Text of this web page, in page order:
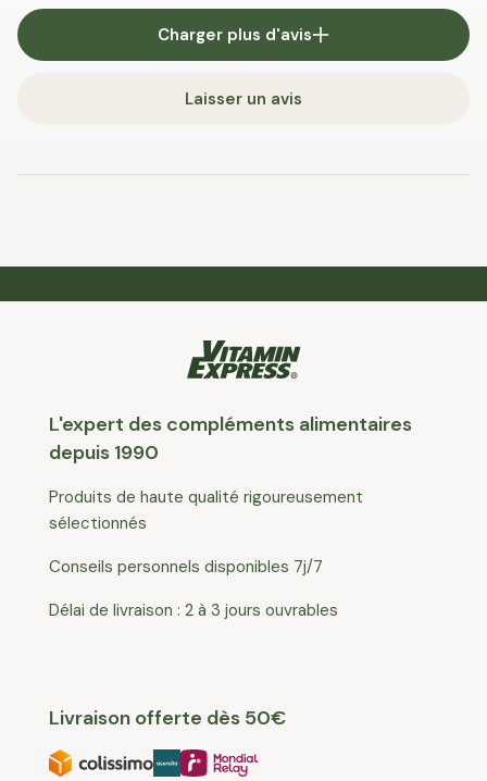
Charger plus d'avis
Laisser un avis
L'expert des compléments alimentaires
depuis 1990
Produits de haute qualité rigoureusement
sélectionnés
Conseils personnels disponibles 7j/7
Délai de livraison : 2 à 3 jours ouvrables
Livraison offerte dès 50€